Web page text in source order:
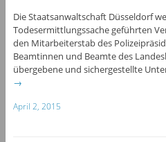
Die Staatsanwaltschaft Düsseldorf
Todesermittlungssache geführten
den Mitarbeiterstab des
Beamtinnen und Beamte des
übergebene und sichergestellte
→
April 2, 2015